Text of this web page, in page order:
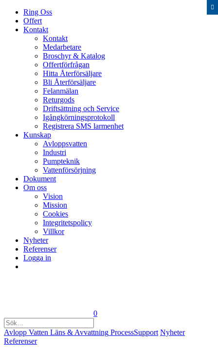
Ring Oss
Offert
Kontakt
Kontakt
Medarbetare
Broschyr & Katalog
Offertförfrågan
Hitta Återförsäljare
Bli Återförsäljare
Felanmälan
Returgods
Driftsättning och Service
Igång­körnings­protokoll
Registrera SMS larmenhet
Kunskap
Avloppsvatten
Industri
Pumpteknik
Vattenförsörjning
Dokument
Om oss
Vision
Mission
Cookies
Integritetspolicy
Villkor
Nyheter
Referenser
Logga in
0
Avlopp Vatten Läns & Avvattning ProcessSupport Nyheter
Referenser
